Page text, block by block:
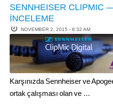
SENNHEISER CLIPMIC
İNCELEME
NOVEMBER 2, 2015 - 8:32 AM
Karşınızda Sennheiser ve
ortak çalışması olan ve …